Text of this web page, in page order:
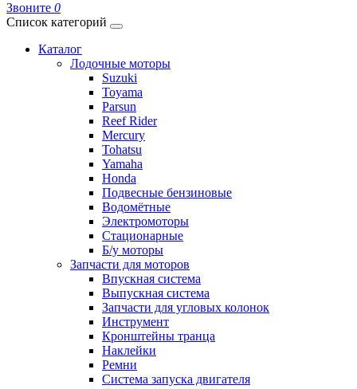
Звоните 0
Список категорий
Каталог
Лодочные моторы
Suzuki
Toyama
Parsun
Reef Rider
Mercury
Tohatsu
Yamaha
Honda
Подвесные бензиновые
Водомётные
Электромоторы
Стационарные
Б/у моторы
Запчасти для моторов
Впускная система
Выпускная система
Запчасти для угловых колонок
Инструмент
Кронштейны транца
Наклейки
Ремни
Система запуска двигателя